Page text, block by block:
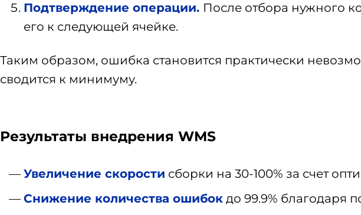
Подтверждение операции. После отбора нужного
его к следующей ячейке.
Таким образом, ошибка становится практически
сводится к минимуму.
Результаты внедрения WMS
Увеличение скорости сборки на 30-100% за счет
Снижение количества ошибок до 99.9% благодаря